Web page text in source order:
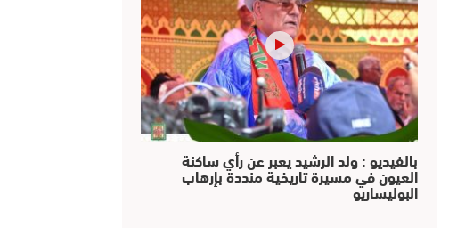
بالفيديو : ولد الرشيد يعبر عن رأي ساكنة
العيون في مسيرة تاريخية منددة بإرهاب
البوليساريو